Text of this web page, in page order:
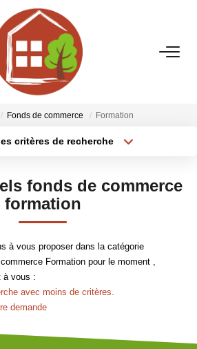
VENTES
ESTIMATION
GESTION
Sommes-Nous ?
Nos Agences
Notre Équipe
Nos Actualités
Fonds de commerce Formation
critères de recherche
Surface min
fonds de commerce
formation
à vous proposer dans la catégorie
Formation pour le moment ,
à vous :
avec moins de critères.
demande